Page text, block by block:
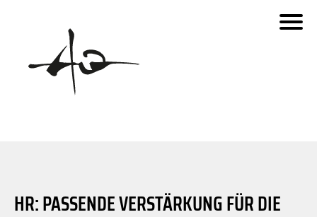
HR: PASSENDE VERSTÄRKUNG FÜR DIE
fara.de
Invesco
Zeppelinstraße
Urseler Straße
Urseler Straße